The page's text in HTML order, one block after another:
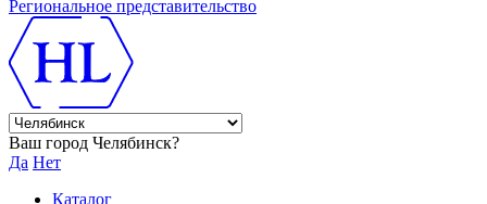
Региональное представительство
Ваш город Челябинск?
Да Нет
Каталог